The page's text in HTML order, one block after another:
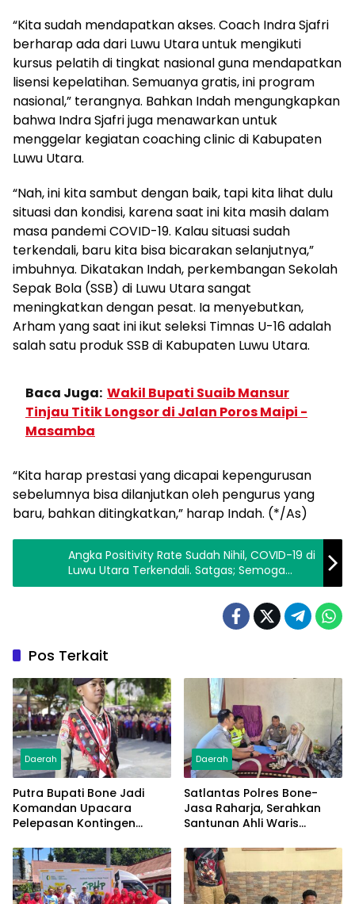
“Kita sudah mendapatkan akses. Coach Indra Sjafri
berharap ada dari Luwu Utara untuk mengikuti
kursus pelatih di tingkat nasional guna mendapatkan
lisensi kepelatihan. Semuanya gratis, ini program
nasional,” terangnya. Bahkan Indah mengungkapkan
bahwa Indra Sjafri juga menawarkan untuk
menggelar kegiatan coaching clinic di Kabupaten
Luwu Utara.
“Nah, ini kita sambut dengan baik, tapi kita lihat dulu
situasi dan kondisi, karena saat ini kita masih dalam
masa pandemi COVID-19. Kalau situasi sudah
terkendali, baru kita bisa bicarakan selanjutnya,”
imbuhnya. Dikatakan Indah, perkembangan Sekolah
Sepak Bola (SSB) di Luwu Utara sangat
meningkatkan dengan pesat. Ia menyebutkan,
Arham yang saat ini ikut seleksi Timnas U-16 adalah
salah satu produk SSB di Kabupaten Luwu Utara.
Baca Juga: Wakil Bupati Suaib Mansur
Tinjau Titik Longsor di Jalan Poros Maipi -
Masamba
“Kita harap prestasi yang dicapai kepengurusan
sebelumnya bisa dilanjutkan oleh pengurus yang
baru, bahkan ditingkatkan,” harap Indah. (*/As)
Angka Positivity Rate Sudah Nihil, COVID-19 di
Luwu Utara Terkendali. Satgas; Semoga
Tetap Disiplin
Pos Terkait
Daerah
Putra Bupati Bone Jadi
Komandan Upacara
Pelepasan Kontingen
Daerah
Satlantas Polres Bone-
Jasa Raharja, Serahkan
Santunan Ahli Waris
Rp50 Juta